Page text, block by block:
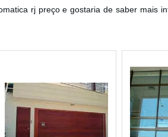
rj preço e gostaria de saber mais